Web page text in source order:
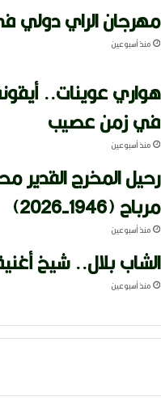
مهرجان الراي دولي
منذ أسبوعين
هواري عوينات..
في زمن عصيب
منذ أسبوعين
رحيل المخرج القدير
مرباح (1946-2026)
منذ أسبوعين
الشاب بلال.. شيخ
منذ أسبوعين